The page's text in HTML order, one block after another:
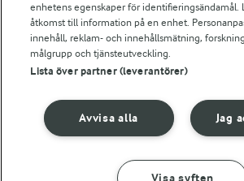
© 2026 Arla Foods
Integritetspolicy
enhetens egenskaper för identifieringsändamål.
åtkomst till information på en enhet.
innehåll, reklam- och innehållsmätning,
målgrupp och tjänsteutveckling.
Lista över partner (leverantörer)
Jag
Avvisa alla
Visa syften